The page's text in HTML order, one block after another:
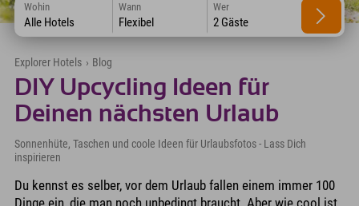
Wohin
Alle Hotels
Wann
Flexibel
Wer
2 Gäste
Explorer Hotels › Blog
DIY Upcycling Ideen für
Deinen nächsten Urlaub
Sonnenhüte, Taschen und coole Ideen für Urlaubsfotos - Lass Dich
inspirieren
Du kennst es selber, vor dem Urlaub fallen einem immer 100
Dinge ein, die man noch unbedingt braucht. Aber wie cool ist